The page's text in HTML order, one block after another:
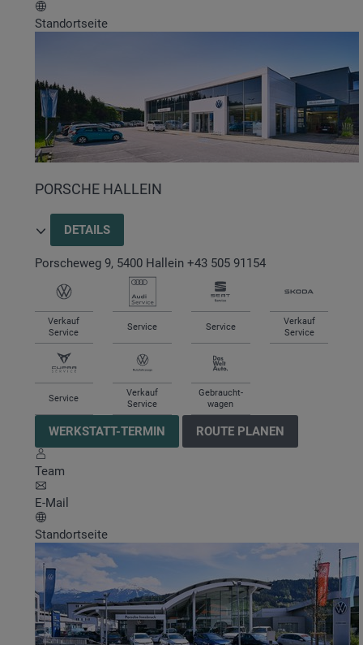
Standortseite
PORSCHE HALLEIN
DETAILS
Porscheweg 9, 5400 Hallein +43 505 91154
Verkauf
Service
Service Service
Verkauf
Service
Service
Verkauf
Service
Gebraucht-
wagen
WERKSTATT-TERMIN ROUTE PLANEN
Team
E-Mail
Standortseite